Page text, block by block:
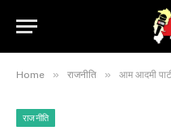
Home » राजनीति » आम आदमी पार्टी संसदीय
राजनीति